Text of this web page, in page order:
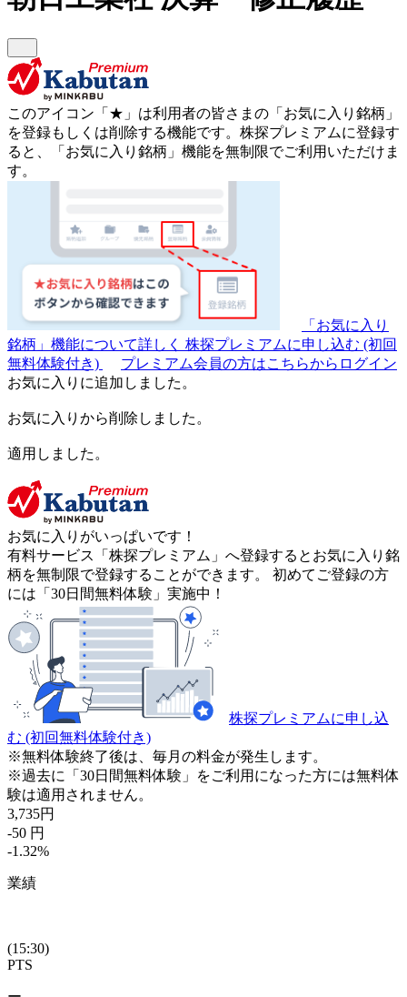
このアイコン 「★」 は利用者の皆さまの 「お気に入り銘柄」
を登録もしくは削除する機能です。 株探プレミアムに登録す
ると、「お気に入り銘柄」機能を無制限でご利用いただけま
す。
「お気に入り
銘柄」機能について詳しく 株探プレミアムに申し込む (初回
無料体験付き)
プレミアム会員の方はこちらからログイン
お気に入りに追加しました。
お気に入りから削除しました。
適用しました。
お気に入りがいっぱいです！
有料サービス「株探プレミアム」へ登録するとお気に入り銘
柄を無制限で登録することができます。 初めてご登録の方
には「30日間無料体験」実施中！
株探プレミアムに申し込
む (初回無料体験付き)
※無料体験終了後は、毎月の料金が発生します。
※過去に「30日間無料体験」をご利用になった方には無料体
験は適用されません。
3,735円
-50 円
-1.32%
業績
(15:30)
PTS